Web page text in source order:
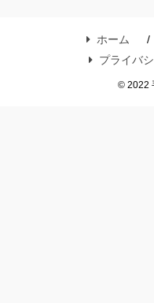
ホーム
プライバ
© 2022